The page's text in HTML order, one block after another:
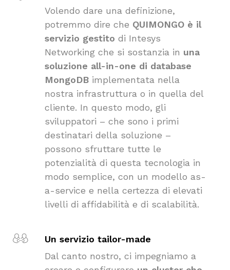
Volendo dare una definizione,
potremmo dire che QUIMONGO è il
servizio gestito di Intesys
Networking che si sostanzia in una
soluzione all-in-one di database
MongoDBimplementata nella
nostra infrastruttura o in quella del
cliente. In questo modo, gli
sviluppatori – che sono i primi
destinatari della soluzione –
possono sfruttare tutte le
potenzialità di questa tecnologia in
modo semplice, con un modello as-
a-service e nella certezza di elevati
livelli di affidabilità e di scalabilità.
Un servizio tailor-made
Dal canto nostro, ci impegniamo a